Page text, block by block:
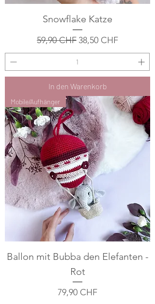
Snowflake Katze
Standardpreis
59,90 CHF Sale-Preis
38,50 CHF
In den Warenkorb
Mobile/Aufhänger
Ballon mit Bubba den Elefanten -
Rot
Preis
79,90 CHF